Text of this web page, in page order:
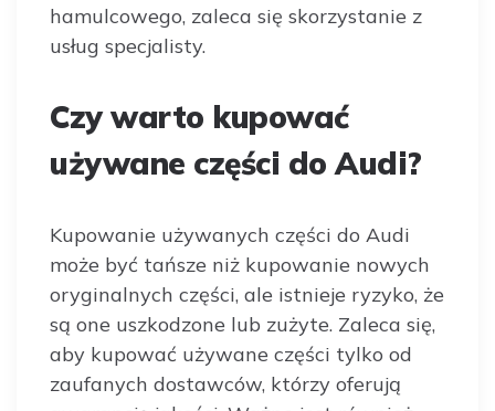
hamulcowego, zaleca się skorzystanie z
usług specjalisty.
Czy warto kupować
używane części do Audi?
Kupowanie używanych części do Audi
może być tańsze niż kupowanie nowych
oryginalnych części, ale istnieje ryzyko, że
są one uszkodzone lub zużyte. Zaleca się,
aby kupować używane części tylko od
zaufanych dostawców, którzy oferują